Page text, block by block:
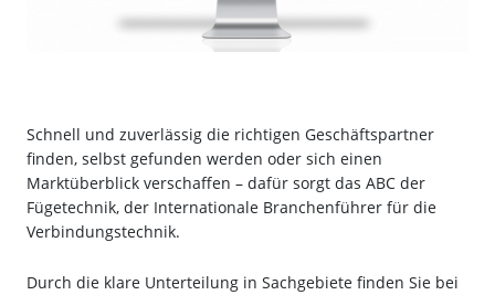
Schnell und zuverlässig die richtigen Geschäftspartner
finden, selbst gefunden werden oder sich einen
Marktüberblick verschaffen – dafür sorgt das ABC der
Fügetechnik, der Internationale Branchenführer für die
Verbindungstechnik.
Durch die klare Unterteilung in Sachgebiete finden Sie bei